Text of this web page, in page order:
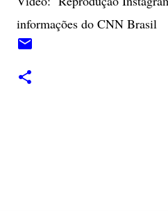
informações do CNN Brasil